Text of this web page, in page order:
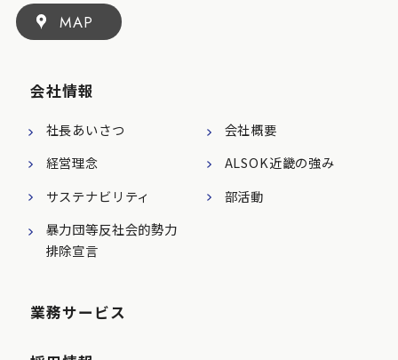
MAP
会社情報
社長あいさつ
会社概要
経営理念
ALSOK近畿の強み
サステナビリティ
部活動
暴力団等反社会的勢力
排除宣言
業務サービス